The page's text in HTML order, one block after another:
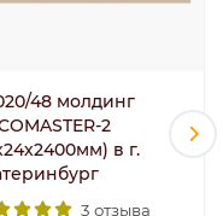
48 молдинг
2
в г.
3 отзыва